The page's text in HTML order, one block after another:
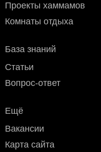
Проекты хаммамов
Комнаты отдыха
База знаний
Статьи
Вопрос-ответ
Ещё
Вакансии
Карта сайта